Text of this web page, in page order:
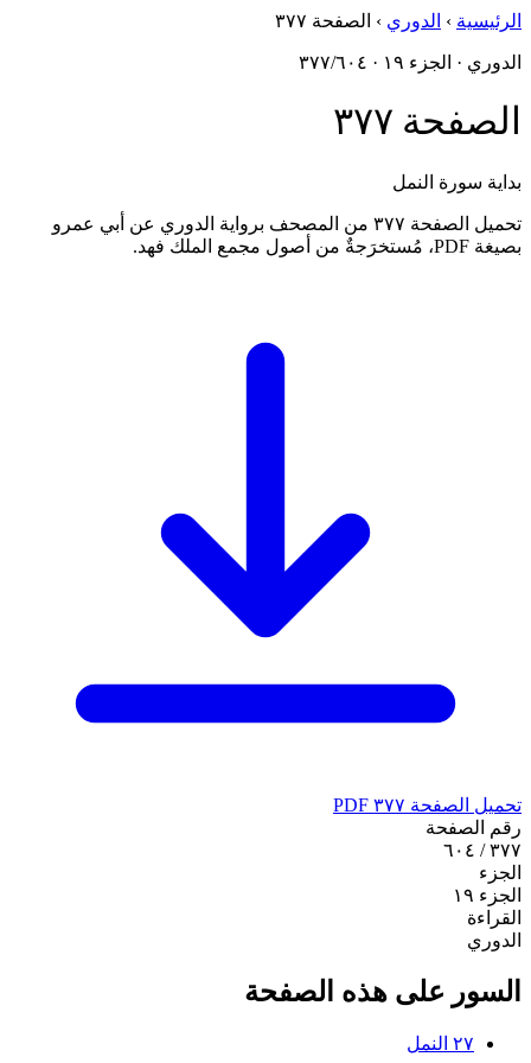
الرئيسية › الدوري › الصفحة ٣٧٧
الدوري · الجزء ١٩ · ٣٧٧/٦٠٤
الصفحة ٣٧٧
بداية سورة النمل
تحميل الصفحة ٣٧٧ من المصحف برواية الدوري عن أبي عمرو
بصيغة PDF، مُستخرَجةٌ من أصول مجمع الملك فهد.
تحميل الصفحة ٣٧٧ PDF
رقم الصفحة
٣٧٧ / ٦٠٤
الجزء
الجزء ١٩
القراءة
الدوري
السور على هذه الصفحة
٢٧ النمل